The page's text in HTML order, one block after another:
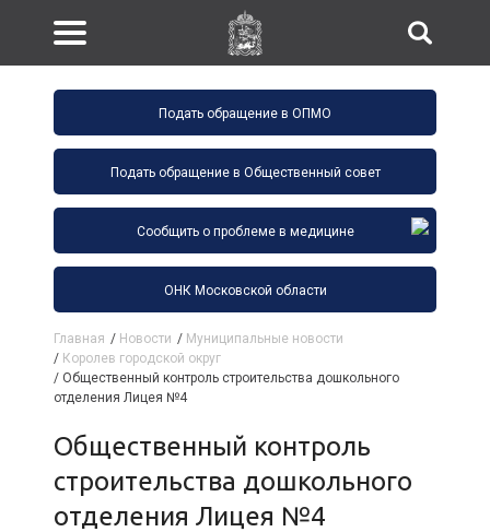
Подать обращение в ОПМО
Подать обращение в Общественный совет
Сообщить о проблеме в медицине
ОНК Московской области
Главная / Новости / Муниципальные новости
/ Королев городской округ
/ Общественный контроль строительства дошкольного
отделения Лицея №4
Общественный контроль
строительства дошкольного
отделения Лицея №4